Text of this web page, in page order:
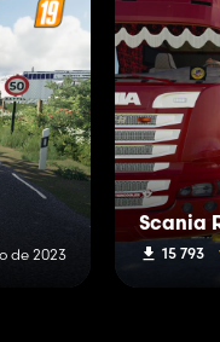
de 2023 15 793